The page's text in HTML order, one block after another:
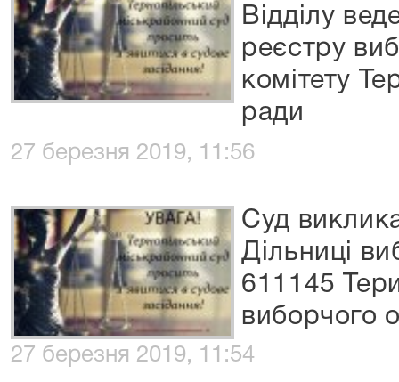
Відділу
реєстру
комітету
ради
27 березня 2019, 11:56
Суд
Дільниці
611145
виборчого
27 березня 2019, 11:54